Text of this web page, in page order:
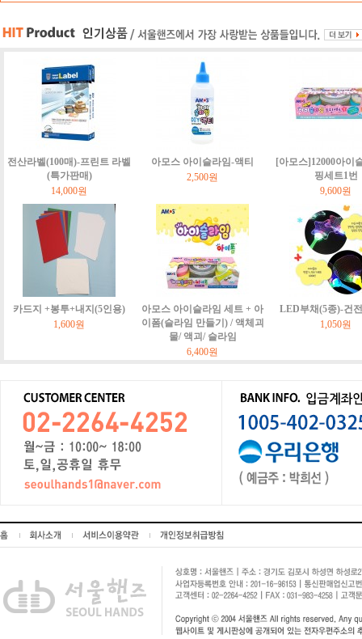
전산라벨(100매)-프린트 라벨
(특가판매)
14,000원
아모스 아이슬라임-액티
2,500원
[아모스]12000아이
핑세트1번
9,600원
카드지 +봉투+내지(5인용)
1,600원
아모스 아이슬라임 세트 + 아
이폼(슬라임 만들기) / 액체괴
물/ 액괴/ 슬라임
6,400원
LED부채(5종)-건
1,050원